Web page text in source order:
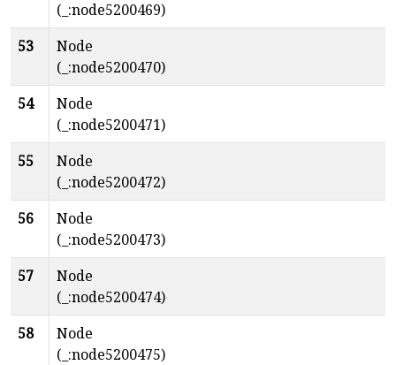
(_:node5200469)
53
Node
(_:node5200470)
54
Node
(_:node5200471)
55
Node
(_:node5200472)
56
Node
(_:node5200473)
57
Node
(_:node5200474)
58
Node
(_:node5200475)